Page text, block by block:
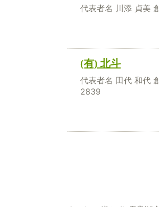
代表者名 川添 貞美
(有) 北斗
代表者名 田代 和代
2839